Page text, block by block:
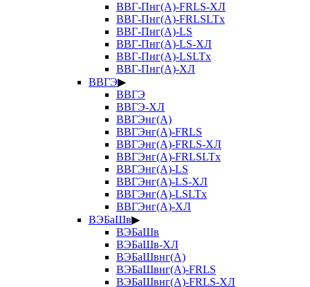
ВВГ-Пнг(А)-FRLS-ХЛ
ВВГ-Пнг(А)-FRLSLTx
ВВГ-Пнг(А)-LS
ВВГ-Пнг(А)-LS-ХЛ
ВВГ-Пнг(А)-LSLTx
ВВГ-Пнг(А)-ХЛ
ВВГЭ▶
ВВГЭ
ВВГЭ-ХЛ
ВВГЭнг(А)
ВВГЭнг(А)-FRLS
ВВГЭнг(А)-FRLS-ХЛ
ВВГЭнг(А)-FRLSLTx
ВВГЭнг(А)-LS
ВВГЭнг(А)-LS-ХЛ
ВВГЭнг(А)-LSLTx
ВВГЭнг(А)-ХЛ
ВЭБаШв▶
ВЭБаШв
ВЭБаШв-ХЛ
ВЭБаШвнг(А)
ВЭБаШвнг(А)-FRLS
ВЭБаШвнг(А)-FRLS-ХЛ